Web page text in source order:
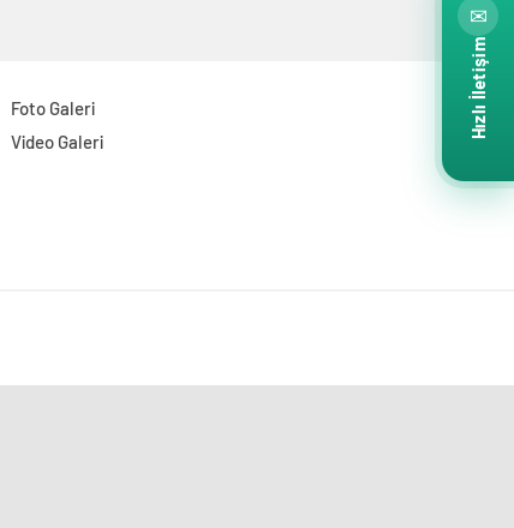
Foto Galeri
Video Galeri
✉
Hızlı İletişim